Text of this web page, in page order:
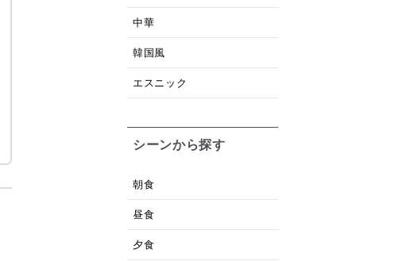
中華
韓国風
エスニック
シーンから探す
朝食
昼食
夕食